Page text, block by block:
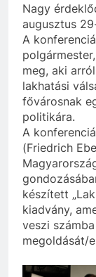
Nagy
augusztus
A
meg, aki
lakhatási
fővárosnak
politikára.
A
(Friedrich
készített
kiadvány,
veszi
megoldását/